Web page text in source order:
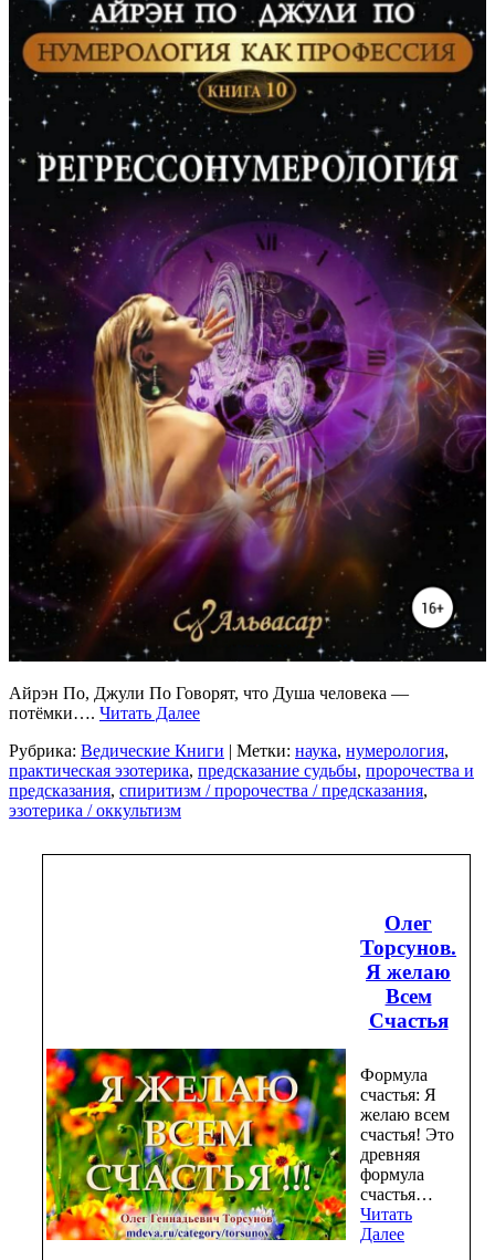
Айрэн По, Джули По Говорят, что Душа человека —
потёмки…. Читать Далее
Рубрика: Ведические Книги | Метки: наука, нумерология,
практическая эзотерика, предсказание судьбы, пророчества и
предсказания, спиритизм / пророчества / предсказания,
эзотерика / оккультизм
Олег
Торсунов.
Я желаю
Всем
Счастья
Формула
счастья: Я
желаю всем
счастья! Это
древняя
формула
счастья…
Читать
Далее